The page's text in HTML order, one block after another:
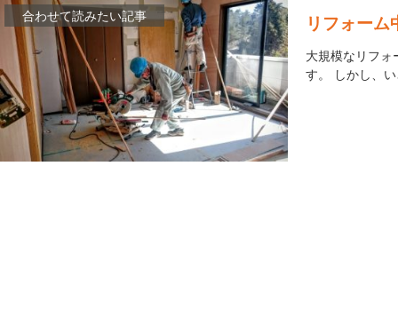
リフォー
大規模なリフォ
す。 しかし、